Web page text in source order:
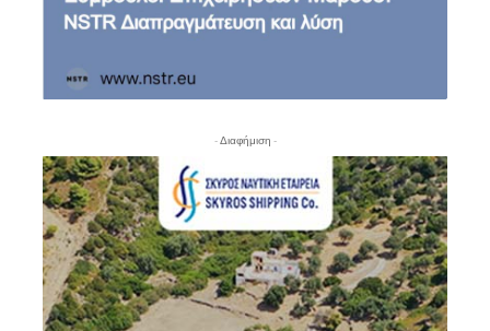
- Διαφήμιση -